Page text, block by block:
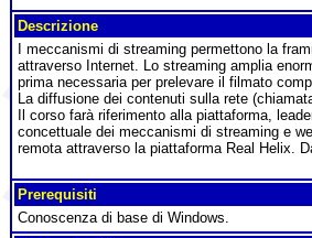
Descrizione
I meccanismi di streaming permettono la
attraverso Internet. Lo streaming amplia
prima necessaria per prelevare il filmato
La diffusione dei contenuti sulla rete
Il corso farà riferimento alla piattaforma,
concettuale dei meccanismi di streaming e
remota attraverso la piattaforma Real Helix.
Prerequisiti
Conoscenza di base di Windows.